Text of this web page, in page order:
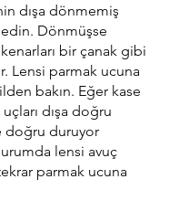
dışa dönmemiş
Dönmüşse
bir çanak gibi
Lensi parmak ucuna
bakın. Eğer kase
dışa doğru
doğru duruyor
lensi avuç
parmak ucuna